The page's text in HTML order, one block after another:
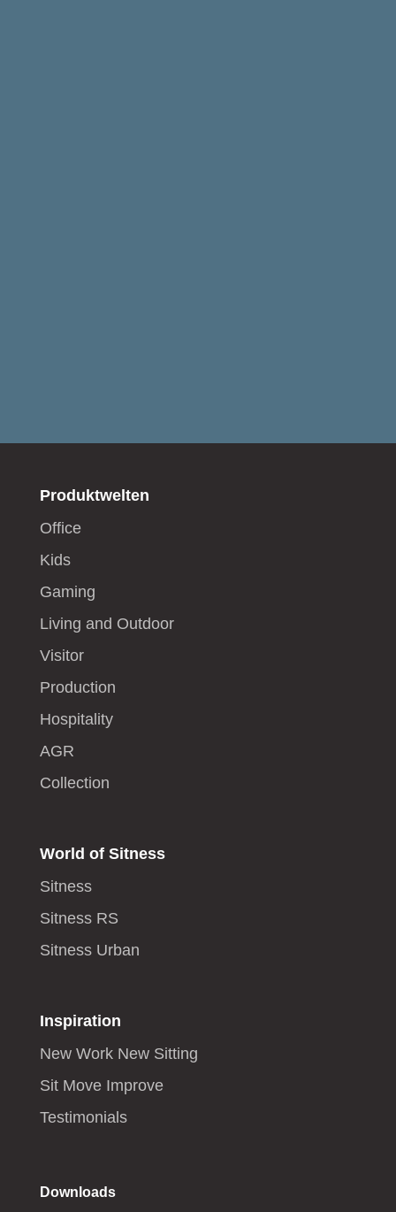
Produktwelten
Office
Kids
Gaming
Living and Outdoor
Visitor
Production
Hospitality
AGR
Collection
World of Sitness
Sitness
Sitness RS
Sitness Urban
Inspiration
New Work New Sitting
Sit Move Improve
Testimonials
Downloads